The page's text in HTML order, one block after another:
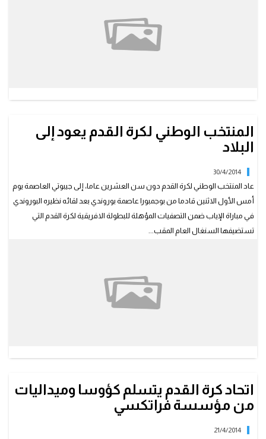
المنتخب الوطني لكرة القدم يعود إلى
البلاد
30/4/2014
عاد المنتخب الوطني لكرة القدم دون سن العشرين عاما، إلى جيبوتي العاصمة يوم
أمس الأول الاثنين قادما من بوجمبورا عاصمة بوروندي بعد لقائه نظيره البوروندي
في مباراة الإياب ضمن التصفيات المؤهلة للبطولة الافريقية لكرة القدم التي
تستضيفها السنغال العام المقب...
اتحاد كرة القدم يتسلم كؤوسا وميداليات
من مؤسسة فراتكسي
21/4/2014